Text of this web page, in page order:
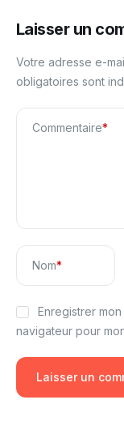
Laisser un
Votre adresse e-
obligatoires sont
Commentaire*
Nom*
Enregistrer
navigateur pour